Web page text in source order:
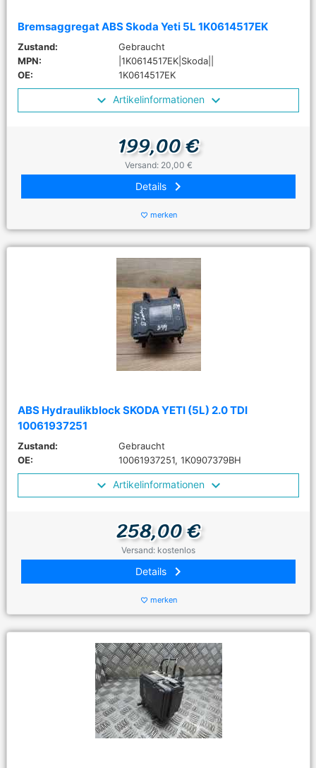
Bremsaggregat ABS Skoda Yeti 5L 1K0614517EK
Zustand:
Gebraucht
MPN:
|1K0614517EK|Skoda||
OE:
1K0614517EK
Artikelinformationen
199,00 €
Versand: 20,00 €
Details keyboard_arrow_right
favorite_border merken
ABS Hydraulikblock SKODA YETI (5L) 2.0 TDI
10061937251
Zustand:
Gebraucht
OE:
10061937251, 1K0907379BH
Artikelinformationen
258,00 €
Versand: kostenlos
Details keyboard_arrow_right
favorite_border merken